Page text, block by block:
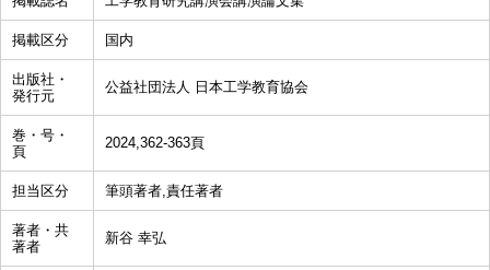
掲載区分 国内
出版社・
発行元
公益社団法人 日本工学教育協会
巻・号・
頁
2024,362-363頁
担当区分 筆頭著者,責任著者
著者・共
著者
新谷 幸弘